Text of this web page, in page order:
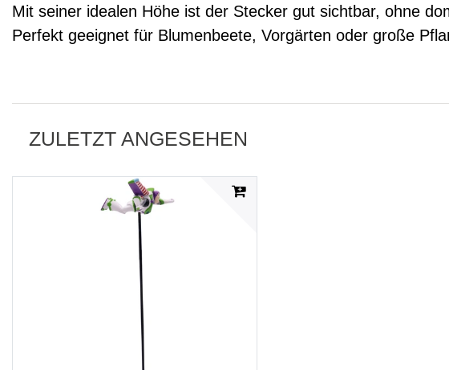
Mit seiner idealen Höhe ist der Stecker gut sichtbar, ohne
Perfekt geeignet für Blumenbeete, Vorgärten oder große
ZULETZT ANGESEHEN